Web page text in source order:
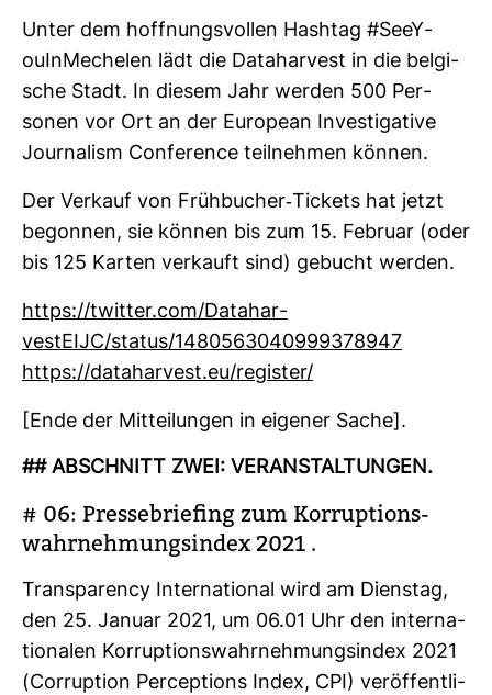
Unter dem hoff­nungs­vollen Hashtag #SeeY­
ouIn­Me­chelen lädt die Data­har­vest in die bel­gi­
sche Stadt. In diesem Jahr werden 500 Per­
sonen vor Ort an der European Inves­ti­ga­tive
Jour­na­lism Con­fe­rence teil­nehmen können.
Der Ver­kauf von Früh­bu­cher-​Tickets hat jetzt
begonnen, sie können bis zum 15. Februar (oder
bis 125 Karten ver­kauft sind) gebucht werden.
https://twitter.com/Data­har­
vestEIJC/status/1480563040999378947
https://data­har­vest.eu/register/
[Ende der Mit­tei­lungen in eigener Sache].
## ABSCHNITT ZWEI: VER­AN­STAL­TUNGEN.
# 06: Pres­se­brie­fing zum Kor­rup­ti­ons­
wahr­neh­mungs­index 2021 .
Trans­pa­rency Inter­na­tional wird am Dienstag,
den 25. Januar 2021, um 06.01 Uhr den inter­na­
tio­nalen Kor­rup­ti­ons­wahr­neh­mungs­index 2021
(Cor­rup­tion Per­cep­tions Index, CPI) ver­öf­fent­li­